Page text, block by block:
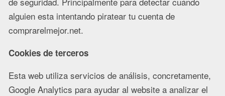
alguien esta intentando piratear tu cuenta de
comprarelmejor.net.
Cookies de terceros
Esta web utiliza servicios de análisis, concretamente,
Google Analytics para ayudar al website a analizar el